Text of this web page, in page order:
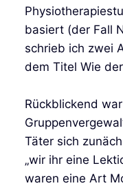
basiert (der Fall
schrieb ich zwei
dem Titel Wie
Rückblickend
Täter sich
„wir ihr eine
waren eine Art